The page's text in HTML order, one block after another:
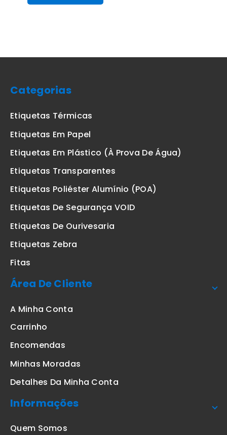
Categorias
Etiquetas Térmicas
Etiquetas Em Papel
Etiquetas Em Plástico (à Prova De Água)
Etiquetas Transparentes
Etiquetas Poliéster Alumínio (POA)
Etiquetas De Segurança VOID
Etiquetas De Ourivesaria
Etiquetas Zebra
Fitas
Área De Cliente
A Minha Conta
Carrinho
Encomendas
Minhas Moradas
Detalhes Da Minha Conta
Informações
Quem Somos